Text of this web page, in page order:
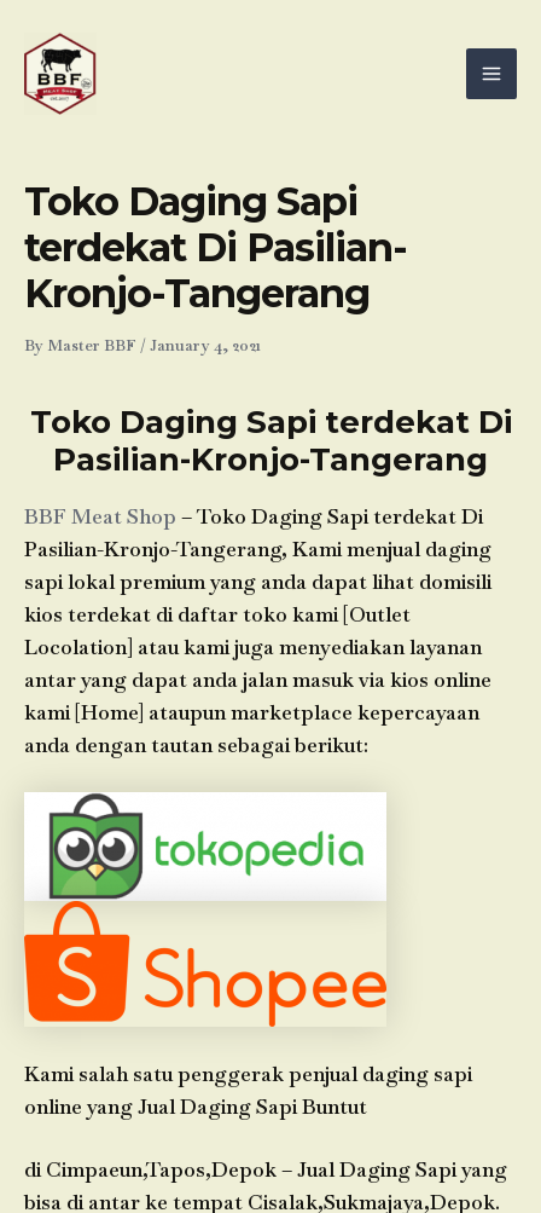
content
Toko Daging Sapi
terdekat Di Pasilian-
Kronjo-Tangerang
By Master BBF /January 4, 2021
Toko Daging Sapi terdekat Di
Pasilian-Kronjo-Tangerang
BBF Meat Shop – Toko Daging Sapi terdekat Di
Pasilian-Kronjo-Tangerang, Kami menjual daging
sapi lokal premium yang anda dapat lihat domisili
kios terdekat di daftar toko kami [Outlet
Locolation] atau kami juga menyediakan layanan
antar yang dapat anda jalan masuk via kios online
kami [Home] ataupun marketplace kepercayaan
anda dengan tautan sebagai berikut:
Kami salah satu penggerak penjual daging sapi
online yang Jual Daging Sapi Buntut
di Cimpaeun,Tapos,Depok – Jual Daging Sapi yang
bisa di antar ke tempat Cisalak,Sukmajaya,Depok.